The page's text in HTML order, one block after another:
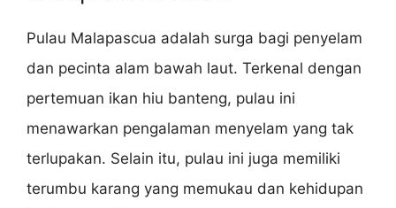
Pulau Malapascua adalah surga bagi penyelam
dan pecinta alam bawah laut. Terkenal dengan
pertemuan ikan hiu banteng, pulau ini
menawarkan pengalaman menyelam yang tak
terlupakan. Selain itu, pulau ini juga memiliki
terumbu karang yang memukau dan kehidupan